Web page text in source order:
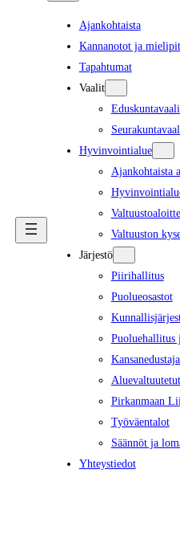
Ajankohtaista
Kannanotot ja
Tapahtumat
Vaalit
Hyvinvointialue
Ajankohtaista
Valtuuston
Järjestö
Piirihallitus
Puolueosastot
Puoluehallitus
Aluevaltuutetut
Pirkanmaan
Työväentalot
Säännöt ja
Yhteystiedot